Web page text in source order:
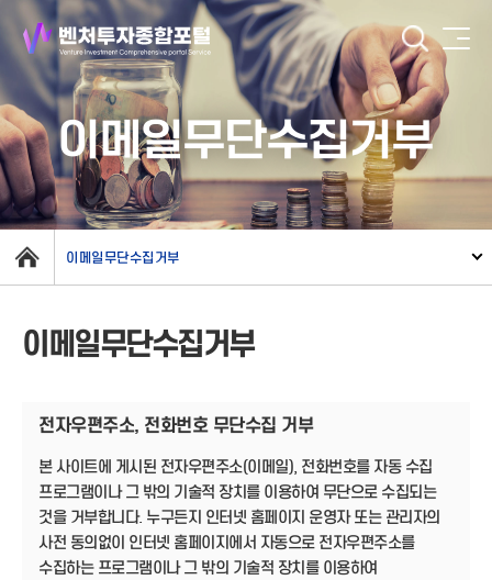
이메일무단수집거부
이메일무단수집거부
이메일무단수집거부
전자우편주소, 전화번호 무단수집 거부
본 사이트에 게시된 전자우편주소(이메일), 전화번호를 자동 수집
프로그램이나 그 밖의 기술적 장치를 이용하여 무단으로 수집되는
것을 거부합니다. 누구든지 인터넷 홈페이지 운영자 또는 관리자의
사전 동의없이 인터넷 홈페이지에서 자동으로 전자우편주소를
수집하는 프로그램이나 그 밖의 기술적 장치를 이용하여